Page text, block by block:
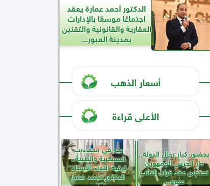
الدكتور أحمد عمارة يعقد
اجتماعًا موسعًا بالإدارات
العقارية والقانونية والتقنين
بمدينة العبور...
أسعار الذهب
الأعلى قراءة
بحضور كبار رجال الدولة..
دار الحرس الجمهوري
تحتضن عقد قران النائب
عمرو...
ثقة في الكفاءات
العسكرية والطبية..
ترقية اللواء الأستاذ
الدكتور محمد خضر